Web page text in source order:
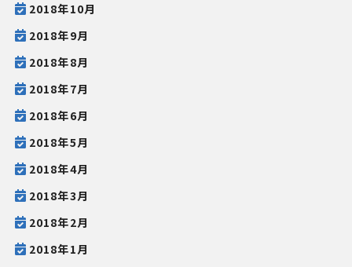
2018年10月
2018年9月
2018年8月
2018年7月
2018年6月
2018年5月
2018年4月
2018年3月
2018年2月
2018年1月